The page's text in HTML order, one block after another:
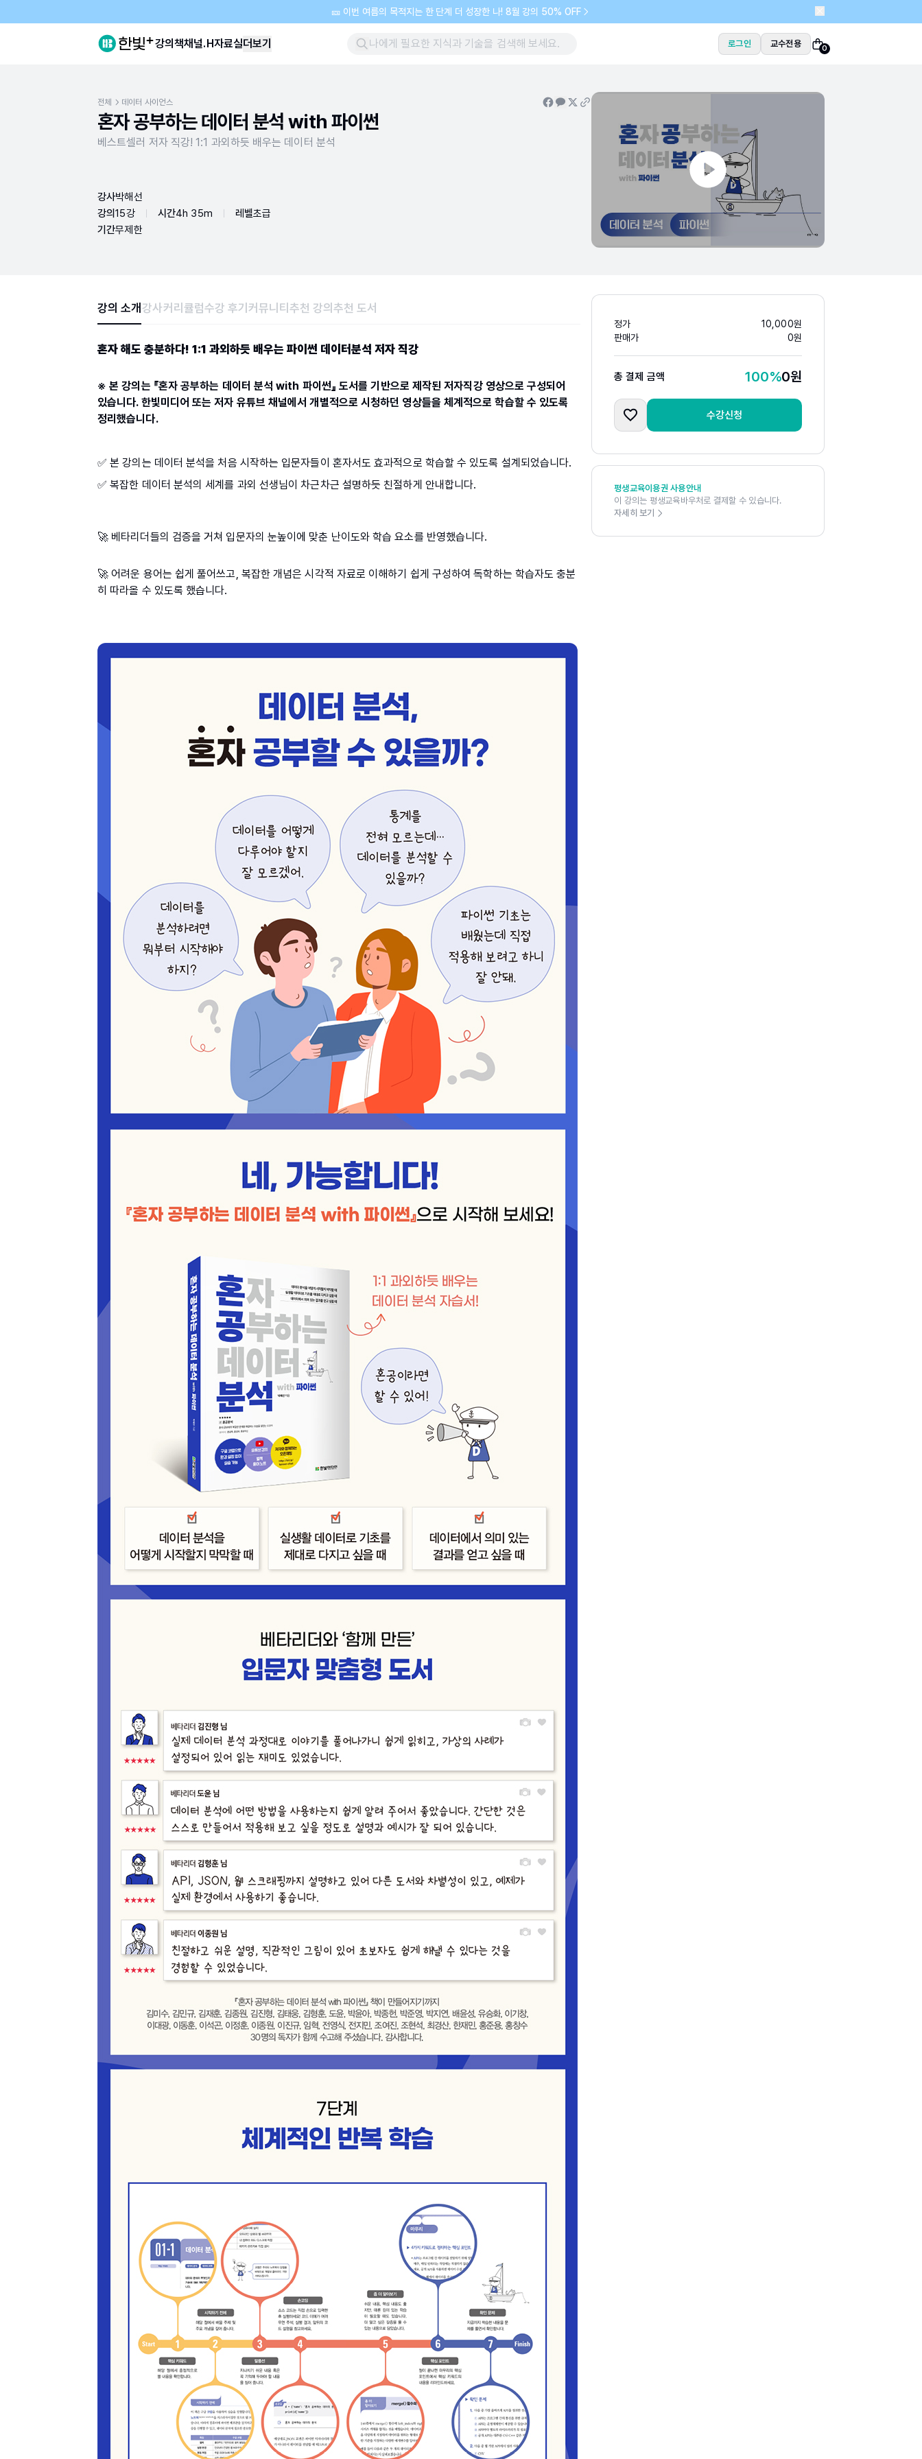
🎫 이번 여름의 목적지는 한 단계 더 성장한 나! 8월 강의 50% OFF
강의책채널.H자료실더보기 로그인 교수전용 0
전체 데이터 사이언스
혼자 공부하는 데이터 분석 with 파이썬
베스트셀러 저자 직강! 1:1 과외하듯 배우는 데이터 분석
강사박해선
강의15강 시간4h 35m 레벨초급
기간무제한
강의 소개 강사커리큘럼수강 후기 커뮤니티 추천 강의 추천 도서
혼자 해도 충분하다! 1:1 과외하듯 배우는 파이썬 데이터분석 저자 직강
※ 본 강의는 『혼자 공부하는 데이터 분석 with 파이썬』 도서를 기반으로 제작된 저자직강 영상으로 구성되어
있습니다. 한빛미디어 또는 저자 유튜브 채널에서 개별적으로 시청하던 영상들을 체계적으로 학습할 수 있도록
정리했습니다.
✅ 본 강의는 데이터 분석을 처음 시작하는 입문자들이 혼자서도 효과적으로 학습할 수 있도록 설계되었습니다.
✅ 복잡한 데이터 분석의 세계를 과외 선생님이 차근차근 설명하듯 친절하게 안내합니다.
🚀 베타리더들의 검증을 거쳐 입문자의 눈높이에 맞춘 난이도와 학습 요소를 반영했습니다.
🚀 어려운 용어는 쉽게 풀어쓰고, 복잡한 개념은 시각적 자료로 이해하기 쉽게 구성하여 독학하는 학습자도 충분
히 따라올 수 있도록 했습니다.
정가 10,000원
판매가
0원
총 결제 금액 100%0원
수강신청
평생교육이용권 사용안내
이 강의는 평생교육바우처로 결제할 수 있습니다.
자세히 보기